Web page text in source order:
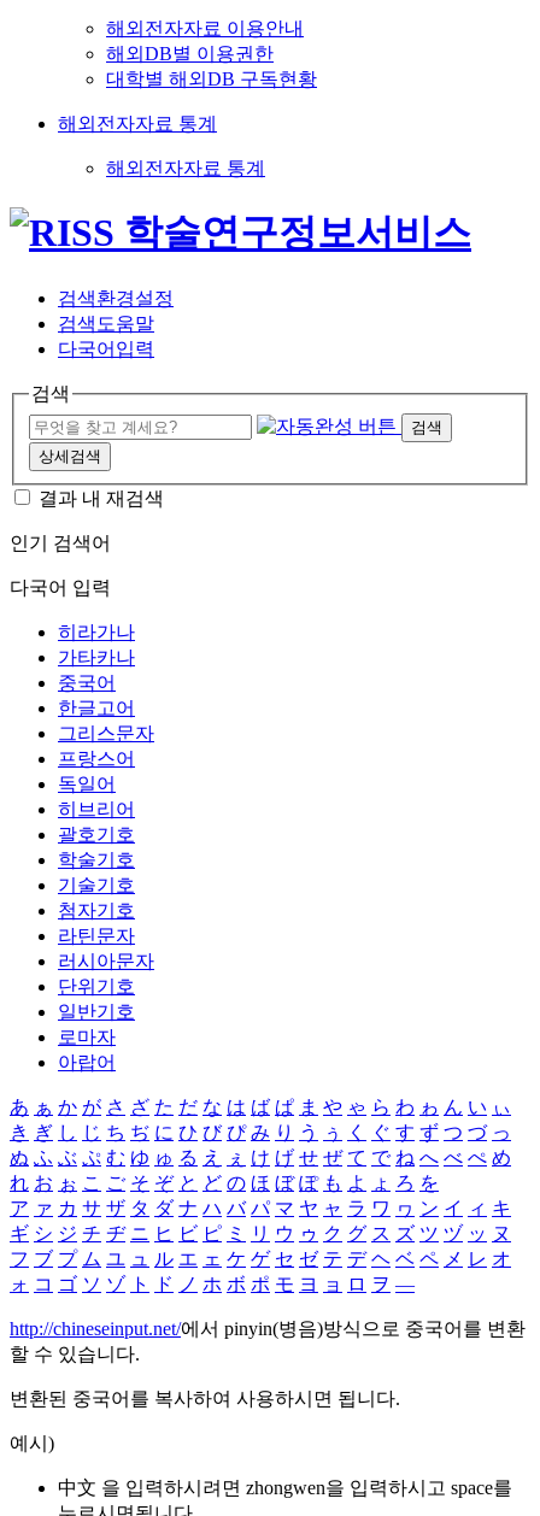
해외전자자료 이용안내
해외DB별 이용권한
대학별 해외DB 구독현황
해외전자자료 통계
해외전자자료 통계
검색환경설정
검색도움말
다국어입력
검색
검색
상세검색
결과 내 재검색
인기 검색어
다국어 입력
히라가나
가타카나
중국어
한글고어
그리스문자
프랑스어
독일어
히브리어
괄호기호
학술기호
기술기호
첨자기호
라틴문자
러시아문자
단위기호
일반기호
로마자
아랍어
あ ぁ か が さ ざ た だ な は ば ぱ ま や ゃ ら わ ゎ ん い ぃ
き ぎ し じ ち ぢ に ひ び ぴ み り う ぅ く ぐ す ず つ づ っ
ぬ ふ ぶ ぷ む ゆ ゅ る え ぇ け げ せ ぜ て で ね へ べ ぺ め
れ お ぉ こ ご そ ぞ と ど の ほ ぼ ぽ も よ ょ ろ を
ア ァ カ サ ザ タ ダ ナ ハ バ パ マ ヤ ャ ラ ワ ヮ ン イ ィ キ
ギ シ ジ チ ヂ ニ ヒ ビ ピ ミ リ ウ ゥ ク グ ス ズ ツ ヅ ッ ヌ
フ ブ プ ム ユ ュ ル エ ェ ケ ゲ セ ゼ テ デ ヘ ベ ペ メ レ オ
ォ コ ゴ ソ ゾ ト ド ノ ホ ボ ポ モ ヨ ョ ロ ヲ ―
http://chineseinput.net/에서 pinyin(병음)방식으로 중국어를 변환
할 수 있습니다.
변환된 중국어를 복사하여 사용하시면 됩니다.
예시)
中文 을 입력하시려면 zhongwen을 입력하시고 space를